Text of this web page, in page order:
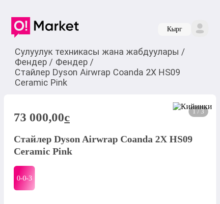
Кырг
Сулуулук техникасы жана жабдуулары /
Фендер / Фендер /
Стайлер Dyson Airwrap Coanda 2X HS09
Ceramic Pink
1 / 3
73 000,00c
Стайлер Dyson Airwrap Coanda 2X HS09
Ceramic Pink
0-0-3